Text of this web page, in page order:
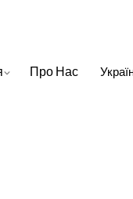
Про Нас